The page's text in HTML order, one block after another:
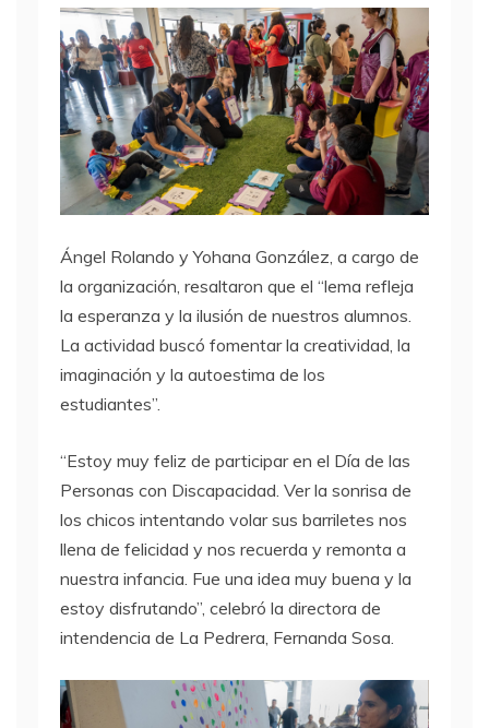
Ángel Rolando y Yohana González, a cargo de
la organización, resaltaron que el “lema refleja
la esperanza y la ilusión de nuestros alumnos.
La actividad buscó fomentar la creatividad, la
imaginación y la autoestima de los
estudiantes”.
“Estoy muy feliz de participar en el Día de las
Personas con Discapacidad. Ver la sonrisa de
los chicos intentando volar sus barriletes nos
llena de felicidad y nos recuerda y remonta a
nuestra infancia. Fue una idea muy buena y la
estoy disfrutando”, celebró la directora de
intendencia de La Pedrera, Fernanda Sosa.